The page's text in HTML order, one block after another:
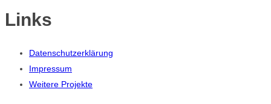
Links
Datenschutzerklärung
Impressum
Weitere Projekte